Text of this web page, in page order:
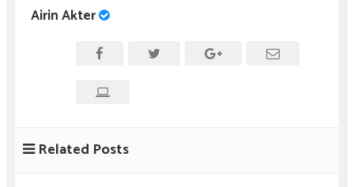
Airin Akter
Related Posts